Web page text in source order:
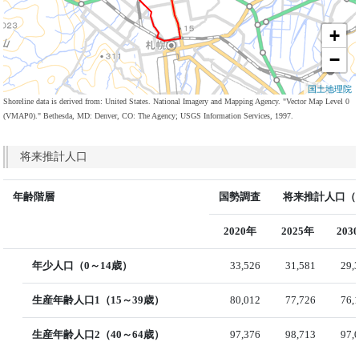
+
−
国土地理院
Shoreline data is derived from: United States. National Imagery and Mapping Agency. "Vector Map Level 0
(VMAP0)." Bethesda, MD: Denver, CO: The Agency; USGS Information Services, 1997.
将来推計人口
年齢階層 国勢調査 将来推計人口（
2020年 2025年
年少人口（0～14歳） 33,526 31,581
生産年齢人口1（15～39歳） 80,012 77,726
生産年齢人口2（40～64歳） 97,376 98,713